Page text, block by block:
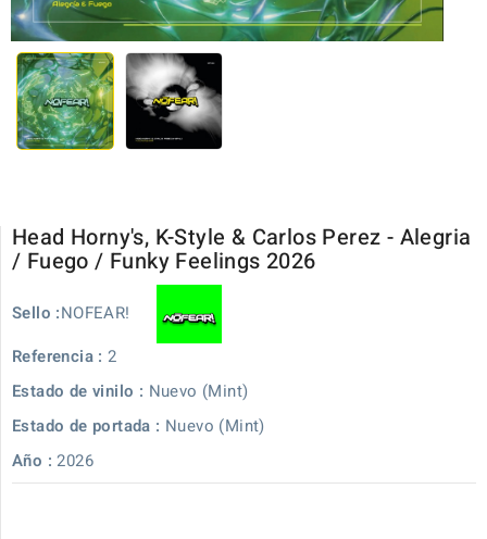
Head Horny's, K-Style & Carlos Perez - Alegria
/ Fuego / Funky Feelings 2026
Sello :NOFEAR!
Referencia : 2
Estado de vinilo : Nuevo (Mint)
Estado de portada : Nuevo (Mint)
Año : 2026